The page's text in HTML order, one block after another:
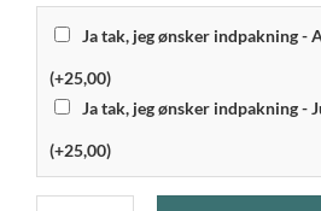
Ja tak, jeg ønsker indpakning -
(+25,00)
Ja tak, jeg ønsker indpakning -
(+25,00)